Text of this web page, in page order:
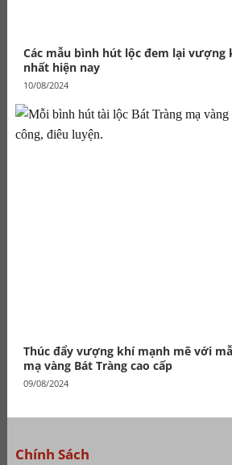
Các mẫu bình hút lộc đem lại
nhất hiện nay
10/08/2024
Thúc đẩy vượng khí mạnh mẽ với
mạ vàng Bát Tràng cao cấp
09/08/2024
Chính Sách